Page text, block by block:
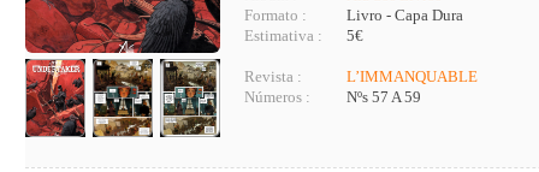
Formato :
Livro - Capa Dura
Estimativa :
5€
Revista :
L’IMMANQUABLE
Números :
Nºs 57 A 59